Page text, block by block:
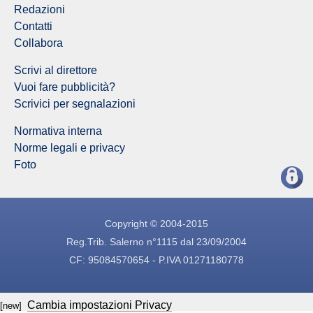
Redazioni
Contatti
Collabora
Scrivi al direttore
Vuoi fare pubblicità?
Scrivici per segnalazioni
Normativa interna
Norme legali e privacy
Foto
Copyright © 2004-2015
Reg.Trib. Salerno n°1115 dal 23/09/2004
CF: 95084570654 - P.IVA 01271180778
[new] Cambia impostazioni Privacy